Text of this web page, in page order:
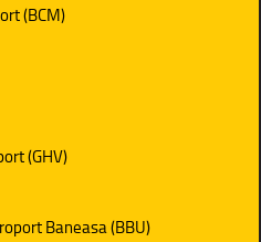
(BCM)
(GHV)
Baneasa (BBU)